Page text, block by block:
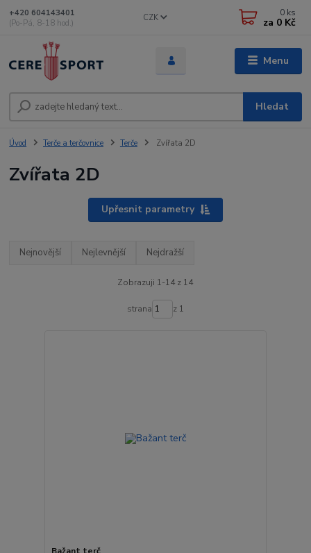
Menu
CZK
Hledat
+420 604143401
(Po-Pá, 8-18 hod.)
0 ks
za 0 Kč
Úvod Terče a terčovnice Terče Zvířata 2D
Zvířata 2D
Upřesnit parametry
Nejnovější Nejlevnější Nejdražší
Zobrazuji 1-14 z 14
strana z 1